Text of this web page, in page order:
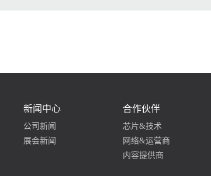
新闻中心
公司新闻
展会新闻
合作伙伴
芯片&技术
网络&运营商
内容提供商